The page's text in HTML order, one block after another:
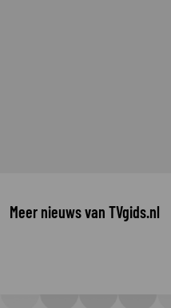
Meer nieuws van TVgids.nl